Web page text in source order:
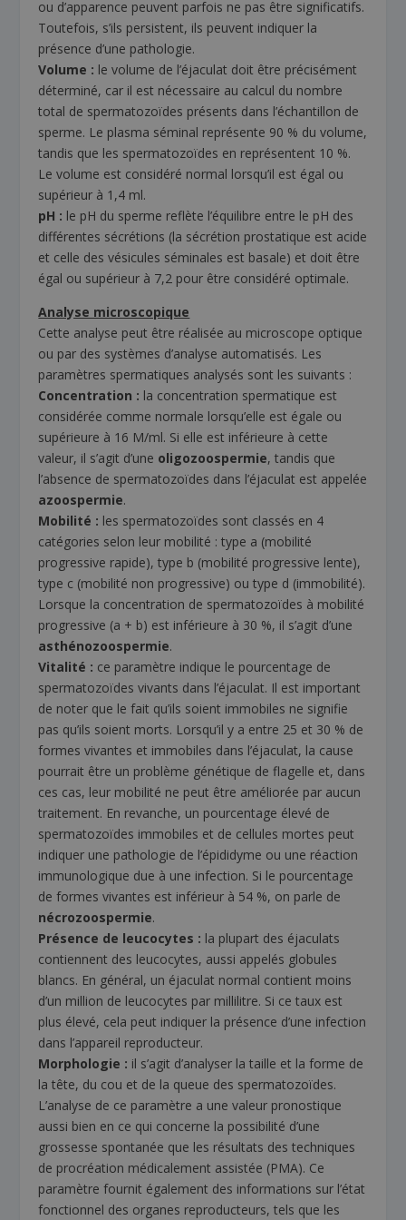
ou d’apparence peuvent parfois ne pas être significatifs.
Toutefois, s’ils persistent, ils peuvent indiquer la
présence d’une pathologie.
Volume : le volume de l’éjaculat doit être précisément
déterminé, car il est nécessaire au calcul du nombre
total de spermatozoïdes présents dans l’échantillon de
sperme. Le plasma séminal représente 90 % du volume,
tandis que les spermatozoïdes en représentent 10 %.
Le volume est considéré normal lorsqu’il est égal ou
supérieur à 1,4 ml.
pH : le pH du sperme reflète l’équilibre entre le pH des
différentes sécrétions (la sécrétion prostatique est acide
et celle des vésicules séminales est basale) et doit être
égal ou supérieur à 7,2 pour être considéré optimale.
Analyse microscopique
Cette analyse peut être réalisée au microscope optique
ou par des systèmes d’analyse automatisés. Les
paramètres spermatiques analysés sont les suivants :
Concentration : la concentration spermatique est
considérée comme normale lorsqu’elle est égale ou
supérieure à 16 M/ml. Si elle est inférieure à cette
valeur, il s’agit d’une oligozoospermie, tandis que
l’absence de spermatozoïdes dans l’éjaculat est appelée
azoospermie.
Mobilité : les spermatozoïdes sont classés en 4
catégories selon leur mobilité : type a (mobilité
progressive rapide), type b (mobilité progressive lente),
type c (mobilité non progressive) ou type d (immobilité).
Lorsque la concentration de spermatozoïdes à mobilité
progressive (a + b) est inférieure à 30 %, il s’agit d’une
asthénozoospermie.
Vitalité : ce paramètre indique le pourcentage de
spermatozoïdes vivants dans l’éjaculat. Il est important
de noter que le fait qu’ils soient immobiles ne signifie
pas qu’ils soient morts. Lorsqu’il y a entre 25 et 30 % de
formes vivantes et immobiles dans l’éjaculat, la cause
pourrait être un problème génétique de flagelle et, dans
ces cas, leur mobilité ne peut être améliorée par aucun
traitement. En revanche, un pourcentage élevé de
spermatozoïdes immobiles et de cellules mortes peut
indiquer une pathologie de l’épididyme ou une réaction
immunologique due à une infection. Si le pourcentage
de formes vivantes est inférieur à 54 %, on parle de
nécrozoospermie.
Présence de leucocytes : la plupart des éjaculats
contiennent des leucocytes, aussi appelés globules
blancs. En général, un éjaculat normal contient moins
d’un million de leucocytes par millilitre. Si ce taux est
plus élevé, cela peut indiquer la présence d’une infection
dans l’appareil reproducteur.
Morphologie : il s’agit d’analyser la taille et la forme de
la tête, du cou et de la queue des spermatozoïdes.
L’analyse de ce paramètre a une valeur pronostique
aussi bien en ce qui concerne la possibilité d’une
grossesse spontanée que les résultats des techniques
de procréation médicalement assistée (PMA). Ce
paramètre fournit également des informations sur l’état
fonctionnel des organes reproducteurs, tels que les